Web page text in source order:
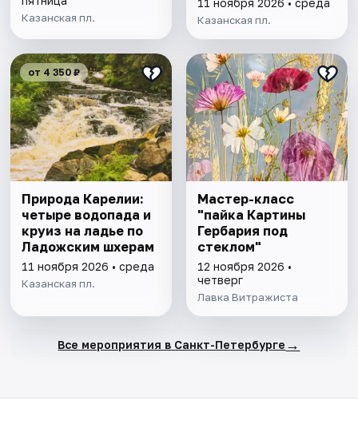
Казанская пл.
11 ноября 2026 • среда
Казанская пл.
от 4 350 ₽
Природа Карелии:
четыре водопада и
круиз на ладье по
Ладожским шхерам
11 ноября 2026 • среда
Казанская пл.
Мастер-класс
"пайка Картины
Гербария под
стеклом"
12 ноября 2026 •
четверг
Лавка Витражиста
Все мероприятия в Санкт-Петербурге →